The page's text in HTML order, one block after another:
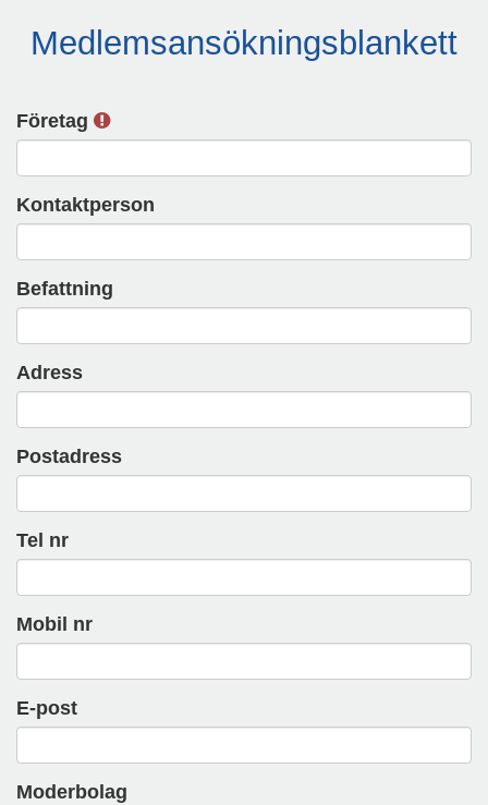
Medlemsansökningsblankett
Företag
Kontaktperson
Befattning
Adress
Postadress
Tel nr
Mobil nr
E-post
Moderbolag